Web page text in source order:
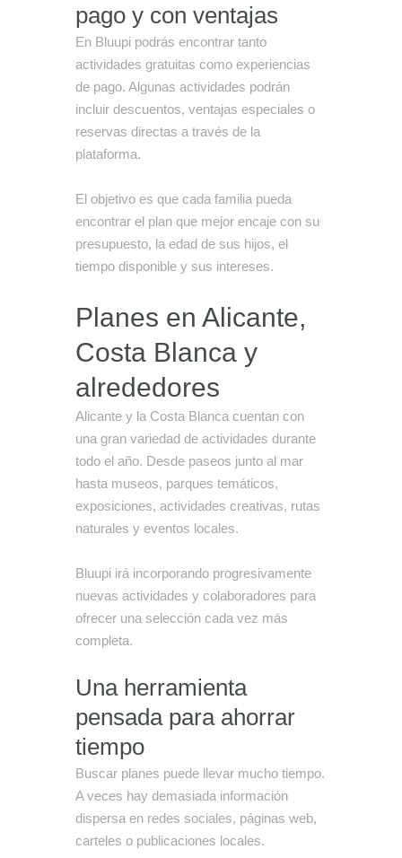
pago y con ventajas
En Bluupi podrás encontrar tanto
actividades gratuitas como experiencias
de pago. Algunas actividades podrán
incluir descuentos, ventajas especiales o
reservas directas a través de la
plataforma.
El objetivo es que cada familia pueda
encontrar el plan que mejor encaje con su
presupuesto, la edad de sus hijos, el
tiempo disponible y sus intereses.
Planes en Alicante,
Costa Blanca y
alrededores
Alicante y la Costa Blanca cuentan con
una gran variedad de actividades durante
todo el año. Desde paseos junto al mar
hasta museos, parques temáticos,
exposiciones, actividades creativas, rutas
naturales y eventos locales.
Bluupi irá incorporando progresivamente
nuevas actividades y colaboradores para
ofrecer una selección cada vez más
completa.
Una herramienta
pensada para ahorrar
tiempo
Buscar planes puede llevar mucho tiempo.
A veces hay demasiada información
dispersa en redes sociales, páginas web,
carteles o publicaciones locales.